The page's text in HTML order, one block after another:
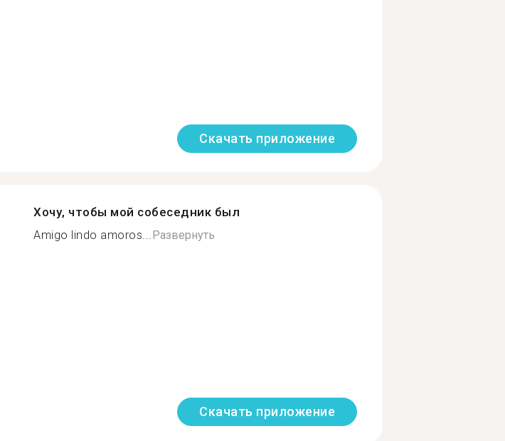
Скачать приложение
Хочу, чтобы мой собеседник был
Amigo lindo amoros...Развернуть
Скачать приложение